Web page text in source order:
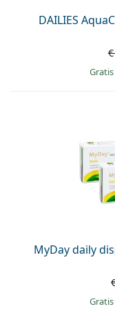
DAILIES
MyDay daily